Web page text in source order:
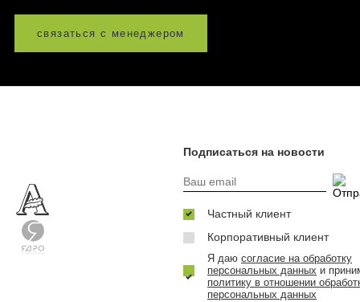
связаться с менеджером
Подписаться на новости
Частный клиент
Корпоративный клиент
Я даю согласие на обработку
персональных данных и
политику в отношении
персональных данных